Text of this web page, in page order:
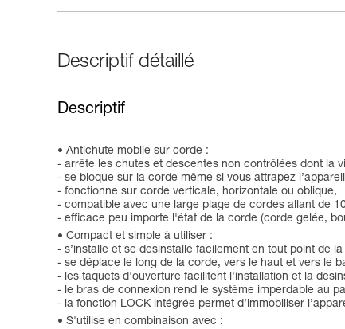
Descriptif détaillé
Descriptif
Antichute mobile sur corde :
- arrête les chutes et descentes non contrôlées dont la
- se bloque sur la corde même si vous attrapez
- fonctionne sur corde verticale, horizontale ou oblique,
- compatible avec une large plage de cordes allant de
- efficace peu importe l'état de la corde (corde gelée,
Compact et simple à utiliser :
- s’installe et se désinstalle facilement en tout point de
- se déplace le long de la corde, vers le haut et vers le
- les taquets d'ouverture facilitent l'installation et la
- le bras de connexion rend le système imperdable au
- la fonction LOCK intégrée permet d’immobiliser
S'utilise en combinaison avec :